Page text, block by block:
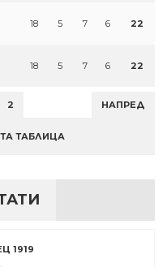
18 5 7 6 22
18 5 7 6 22
2 НАПРЕД
ТАБЛИЦА
1919